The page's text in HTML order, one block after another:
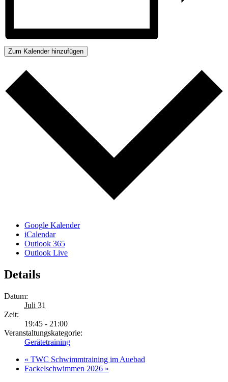
Zum Kalender hinzufügen
Google Kalender
iCalendar
Outlook 365
Outlook Live
Details
Datum:
Juli 31
Zeit:
19:45 - 21:00
Veranstaltungskategorie:
Gerätetraining
« TWC Schwimmtraining im Auebad
Fackelschwimmen 2026 »